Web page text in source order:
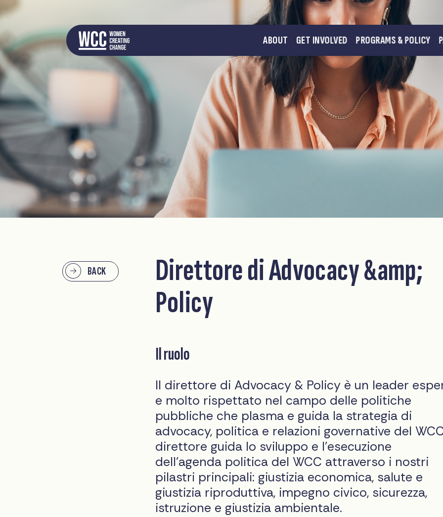
ABOUT GET INVOLVED PROGRAMS & POLICY
BACK
Direttore di Advocacy &amp;
Policy
Il ruolo
Il direttore di Advocacy & Policy è un leader
e molto rispettato nel campo delle politiche
pubbliche che plasma e guida la strategia di
advocacy, politica e relazioni governative del
direttore guida lo sviluppo e l'esecuzione
dell'agenda politica del WCC attraverso i nostri
pilastri principali: giustizia economica, salute e
giustizia riproduttiva, impegno civico, sicurezza,
istruzione e giustizia ambientale.